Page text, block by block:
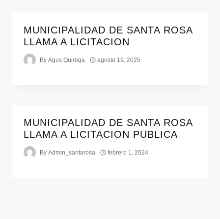
MUNICIPALIDAD DE SANTA ROSA
LLAMA A LICITACION
By Agus Quiroga agosto 19, 2025
MUNICIPALIDAD DE SANTA ROSA
LLAMA A LICITACION PUBLICA
By Admin_santarosa febrero 1, 2024